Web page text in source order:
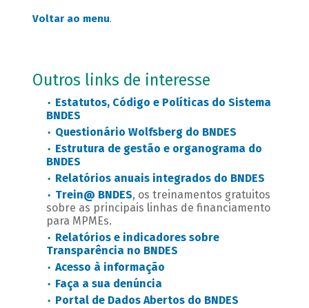
Voltar ao menu.
Outros links de interesse
Estatutos, Código e Políticas do Sistema
BNDES
Questionário Wolfsberg do BNDES
Estrutura de gestão e organograma do
BNDES
Relatórios anuais integrados do BNDES
Trein@ BNDES, os treinamentos gratuitos
sobre as principais linhas de financiamento
para MPMEs.
Relatórios e indicadores sobre
Transparência no BNDES
Acesso à informação
Faça a sua denúncia
Portal de Dados Abertos do BNDES